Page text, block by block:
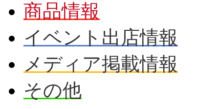
商品情報
イベント出店情報
メディア掲載情報
その他